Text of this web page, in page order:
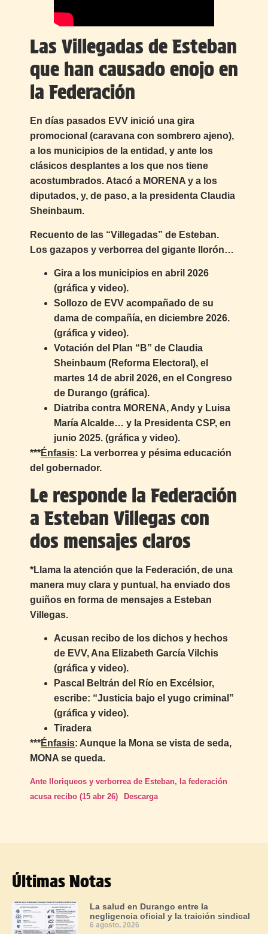
Las Villegadas de Esteban
que han causado enojo en
la Federación
En días pasados EVV inició una gira
promocional (caravana con sombrero ajeno),
a los municipios de la entidad, y ante los
clásicos desplantes a los que nos tiene
acostumbrados. Atacó a MORENA y a los
diputados, y, de paso, a la presidenta Claudia
Sheinbaum.
Recuento de las “Villegadas” de Esteban.
Los gazapos y verborrea del gigante llorón…
Gira a los municipios en abril 2026
(gráfica y video).
Sollozo de EVV acompañado de su
dama de compañía, en diciembre 2026.
(gráfica y video).
Votación del Plan “B” de Claudia
Sheinbaum (Reforma Electoral), el
martes 14 de abril 2026, en el Congreso
de Durango (gráfica).
Diatriba contra MORENA, Andy y Luisa
María Alcalde… y la Presidenta CSP, en
junio 2025. (gráfica y video).
***Énfasis: La verborrea y pésima educación
del gobernador.
Le responde la Federación
a Esteban Villegas con
dos mensajes claros
*Llama la atención que la Federación, de una
manera muy clara y puntual, ha enviado dos
guiños en forma de mensajes a Esteban
Villegas.
Acusan recibo de los dichos y hechos
de EVV, Ana Elizabeth García Vilchis
(gráfica y video).
Pascal Beltrán del Río en Excélsior,
escribe: “Justicia bajo el yugo criminal”
(gráfica y video).
Tiradera
***Énfasis: Aunque la Mona se vista de seda,
MONA se queda.
Ante lloriqueos y verborrea de Esteban, la federación
acusa recibo (15 abr 26)
Descarga
Últimas Notas
La salud en Durango entre la
negligencia oficial y la traición sindical
6 agosto, 2026